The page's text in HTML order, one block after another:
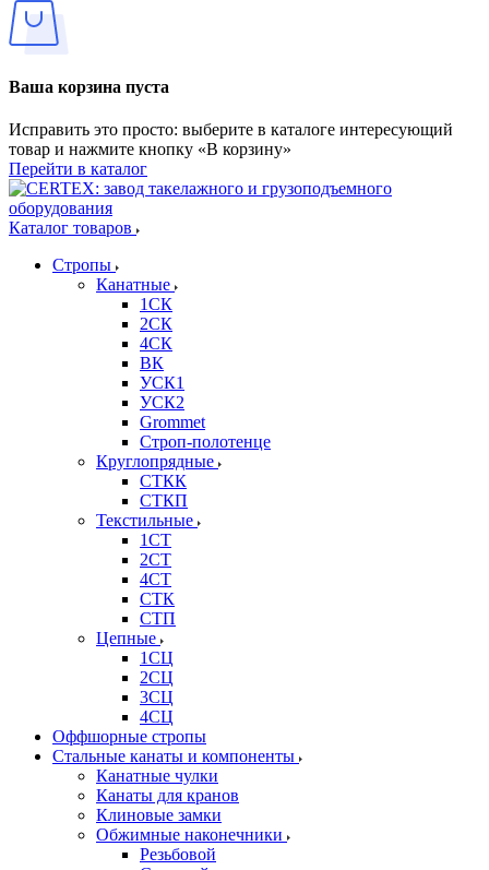
Ваша корзина пуста
Исправить это просто: выберите в каталоге интересующий
товар и нажмите кнопку «В корзину»
Перейти в каталог
Каталог товаров
Стропы
Канатные
1СК
2СК
4СК
ВК
УСК1
УСК2
Grommet
Строп-полотенце
Круглопрядные
СТКК
СТКП
Текстильные
1СТ
2СТ
4СТ
СТК
СТП
Цепные
1СЦ
2СЦ
3СЦ
4СЦ
Оффшорные стропы
Стальные канаты и компоненты
Канатные чулки
Канаты для кранов
Клиновые замки
Обжимные наконечники
Резьбовой